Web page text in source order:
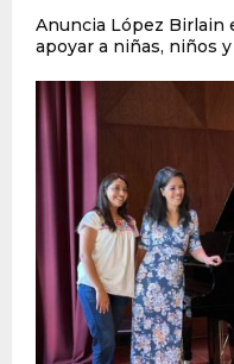
Anuncia López Birlain
apoyar a niñas, niños